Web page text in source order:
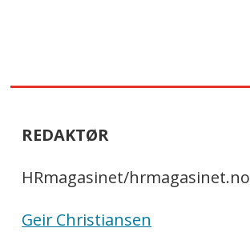
REDAKTØR
HRmagasinet/hrmagasinet.no
Geir Christiansen